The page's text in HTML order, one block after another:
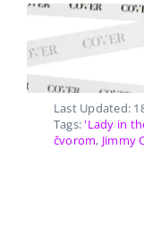
Last Updated:
Tags:'Lady in
čvorom, Jimmy